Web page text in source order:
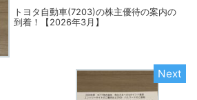
トヨタ自動車(7203)の株主優待の案内の
到着！【2026年3月】